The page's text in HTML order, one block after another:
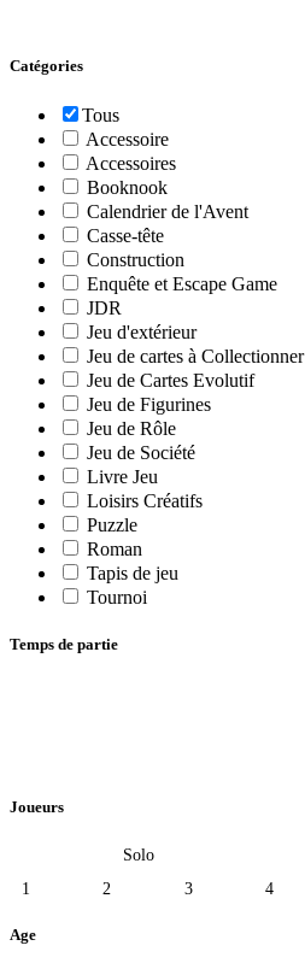
Catégories
Tous
Accessoire
Accessoires
Booknook
Calendrier de l'Avent
Casse-tête
Construction
Enquête et Escape Game
JDR
Jeu d'extérieur
Jeu de cartes à Collectionner
Jeu de Cartes Evolutif
Jeu de Figurines
Jeu de Rôle
Jeu de Société
Livre Jeu
Loisirs Créatifs
Puzzle
Roman
Tapis de jeu
Tournoi
Temps de partie
Joueurs
Solo
1
2 3 4
Age